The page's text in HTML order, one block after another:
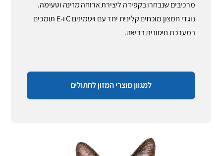
מרכיבים שנבחרו בקפידה ליצירת ארוחה מזינה וטעימה.
נוגדי חמצון מוכחים קלינית יחד עם ויטמינים C ו-E תומכים
במערכת חיסונית בריאה.
למגוון מוצרי המזון לחתולים